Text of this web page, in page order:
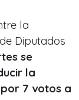
la
Diputados
se
la
7 votos a